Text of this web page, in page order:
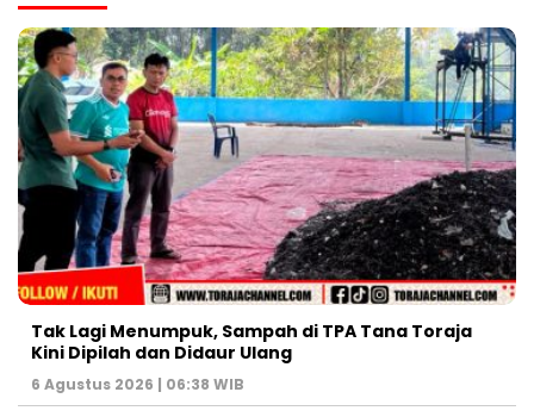
Tak Lagi Menumpuk, Sampah di TPA Tana Toraja
Kini Dipilah dan Didaur Ulang
6 Agustus 2026 | 06:38 WIB